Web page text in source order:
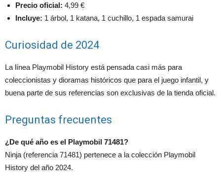
Precio oficial: 4,99 €
Incluye: 1 árbol, 1 katana, 1 cuchillo, 1 espada samurai
Curiosidad de 2024
La línea Playmobil History está pensada casi más para
coleccionistas y dioramas históricos que para el juego infantil, y
buena parte de sus referencias son exclusivas de la tienda oficial.
Preguntas frecuentes
¿De qué año es el Playmobil 71481?
Ninja (referencia 71481) pertenece a la colección Playmobil
History del año 2024.